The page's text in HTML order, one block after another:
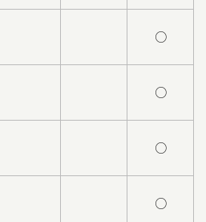
○
○
○
○